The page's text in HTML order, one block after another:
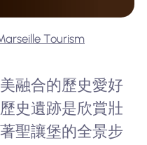
Tourism
融合的歷史愛好
史遺跡是欣賞壯
聖讓堡的全景步